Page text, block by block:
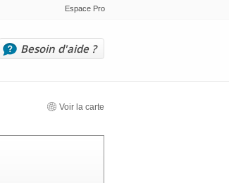
Espace Pro
Besoin d'aide ?
Voir la carte